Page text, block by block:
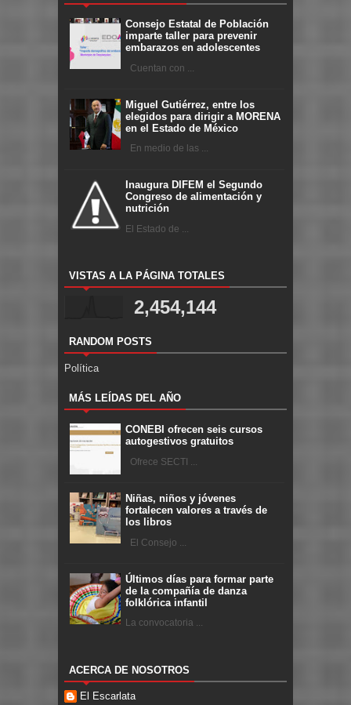
Consejo Estatal de Población
imparte taller para prevenir
embarazos en adolescentes
Cuentan con ...
Miguel Gutiérrez, entre los
elegidos para dirigir a MORENA
en el Estado de México
En medio de las ...
Inaugura DIFEM el Segundo
Congreso de alimentación y
nutrición
El Estado de ...
VISTAS A LA PÁGINA TOTALES
2,454,144
RANDOM POSTS
Política
MÁS LEÍDAS DEL AÑO
CONEBI ofrecen seis cursos
autogestivos gratuitos
Ofrece SECTI ...
Niñas, niños y jóvenes
fortalecen valores a través de
los libros
El Consejo ...
Últimos días para formar parte
de la compañía de danza
folklórica infantil
La convocatoria ...
ACERCA DE NOSOTROS
El Escarlata